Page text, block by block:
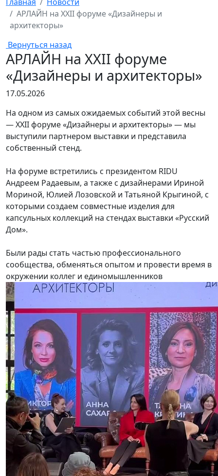
АРЛАЙН на XXII форуме «Дизайнеры и
архитекторы»
Вернуться назад
АРЛАЙН на XXII форуме
«Дизайнеры и архитекторы»
17.05.2026
На одном из самых ожидаемых событий этой весны
— XXII форуме «Дизайнеры и архитекторы» — мы
выступили партнером выставки и представила
собственный стенд.
На форуме встретились с президентом RIDU
Андреем Радаевым, а также с дизайнерами Ириной
Мориной, Юлией Лозовской и Татьяной Крыгиной, с
которыми создаем совместные изделия для
капсульных коллекций на стендах выставки «Русский
Дом».
Были рады стать частью профессионального
сообщества, обменяться опытом и провести время в
окружении коллег и единомышленников